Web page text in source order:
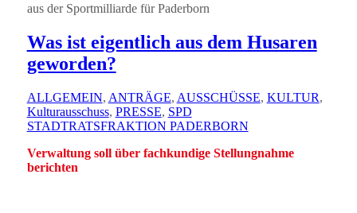
aus der Sportmilliarde für Paderborn
Was ist eigentlich aus dem Husaren
geworden?
ALLGEMEIN, ANTRÄGE, AUSSCHÜSSE, KULTUR,
Kulturausschuss, PRESSE, SPD
STADTRATSFRAKTION PADERBORN
Verwaltung soll über fachkundige Stellungnahme
berichten